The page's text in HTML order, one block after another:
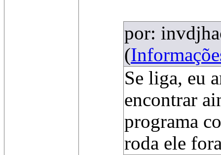
por:
(
Se liga, eu
encontrar
programa
roda ele